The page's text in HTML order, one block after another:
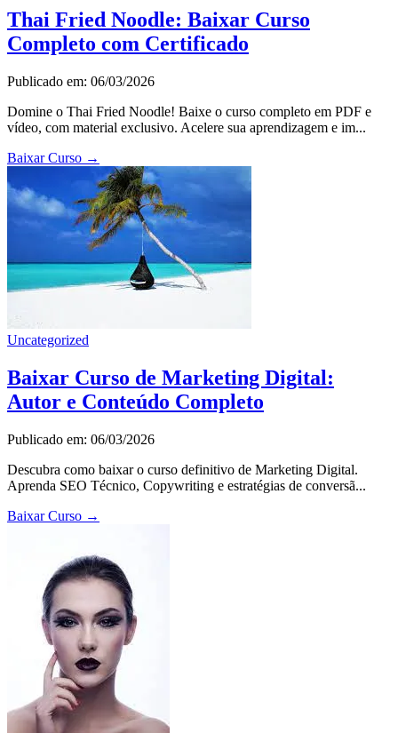
Thai Fried Noodle: Baixar Curso
Completo com Certificado
Publicado em: 06/03/2026
Domine o Thai Fried Noodle! Baixe o curso completo em PDF e
vídeo, com material exclusivo. Acelere sua aprendizagem e im...
Baixar Curso →
Uncategorized
Baixar Curso de Marketing Digital:
Autor e Conteúdo Completo
Publicado em: 06/03/2026
Descubra como baixar o curso definitivo de Marketing Digital.
Aprenda SEO Técnico, Copywriting e estratégias de conversã...
Baixar Curso →